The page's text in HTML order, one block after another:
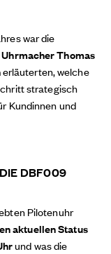
war die
UhrmacherThomas
erläuterten, welche
strategisch
Kundinnen und
DBF009
Pilotenuhr
aktuellen Status
und was die